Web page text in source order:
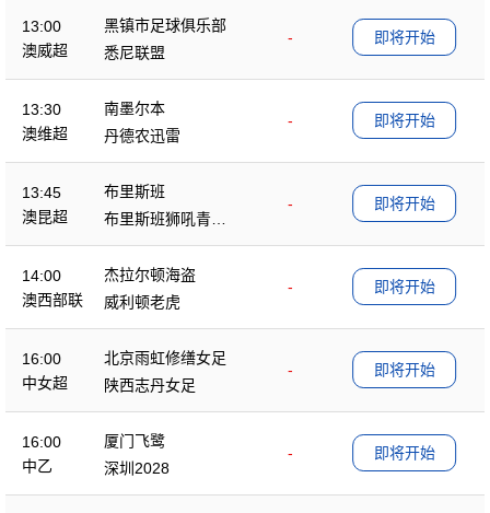
13:00
澳威超
黑镇市足球俱乐部
-
悉尼联盟
即将开始
13:30
澳维超
南墨尔本
-
丹德农迅雷
即将开始
13:45
澳昆超
布里斯班
-
布里斯班狮吼青年
队
即将开始
14:00
澳西部联
杰拉尔顿海盗
-
威利顿老虎
即将开始
16:00
中女超
北京雨虹修缮女足
-
陕西志丹女足
即将开始
16:00
中乙
厦门飞鹭
-
深圳2028
即将开始